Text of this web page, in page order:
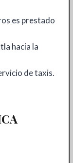
es prestado
hacia la
de taxis.